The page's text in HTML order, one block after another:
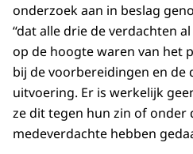
onderzoek aan in beslag
“dat alle drie de verdachten
op de hoogte waren van het
bij de voorbereidingen en de
uitvoering. Er is werkelijk
ze dit tegen hun zin of onder
medeverdachte hebben